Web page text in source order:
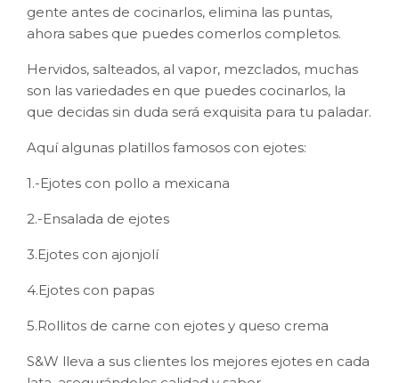
gente antes de cocinarlos, elimina las puntas,
ahora sabes que puedes comerlos completos.
Hervidos, salteados, al vapor, mezclados, muchas
son las variedades en que puedes cocinarlos, la
que decidas sin duda será exquisita para tu paladar.
Aquí algunas platillos famosos con ejotes:
1.-Ejotes con pollo a mexicana
2.-Ensalada de ejotes
3.Ejotes con ajonjolí
4.Ejotes con papas
5.Rollitos de carne con ejotes y queso crema
S&W lleva a sus clientes los mejores ejotes en cada